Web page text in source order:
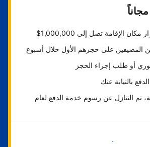
الإقامة تصل إلى 1,000,000$
أو طلب إجراء الحجز
بالنيابة عنك
تم التنازل عن رسوم خدمة الدفع لعام
ابدأ الآن